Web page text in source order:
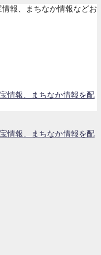
報、まちなか情報などお